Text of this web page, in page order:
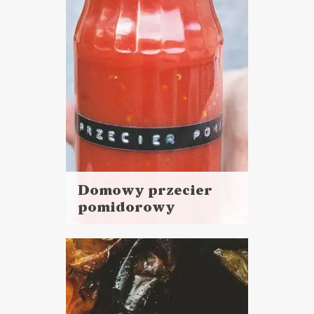
SOSY I DODATKI
Domowy przecier
pomidorowy
więcej
Czas przygotowania: 4
godziny + 2 godziny
pasteryzowania i studzenia
PRZETWORY
SOSY I DODATKI